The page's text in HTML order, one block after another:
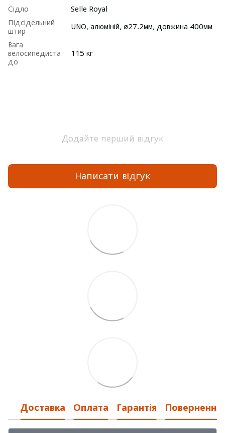
Сідло
Selle Royal
Підсідельний
штир
UNO, алюміній, ø27.2мм, довжина 400мм
Вага
велосипедиста
до
115 кг
Додайте перший відгук
Написати відгук
Доставка Оплата Гарантія Повернення